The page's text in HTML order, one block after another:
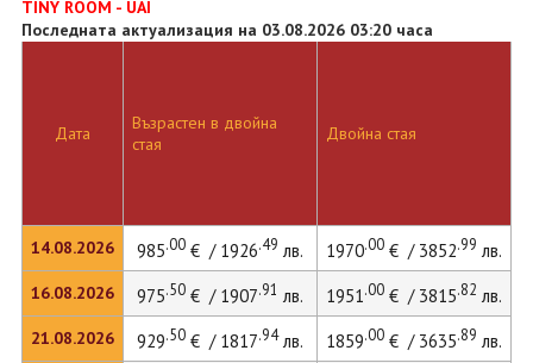
TINY ROOM - UAI
Последната актуализация на 03.08.2026 03:20 часа
Дата
14.08.2026
16.08.2026
21.08.2026
Възрастен в двойна
стая
Двойна стая
985.00€ / 1926.49 лв. 1970.00€ / 3852.99 лв.
975.50€ / 1907.91 лв. 1951.00€ / 3815.82 лв.
929.50€ / 1817.94лв. 1859.00€ / 3635.89 лв.